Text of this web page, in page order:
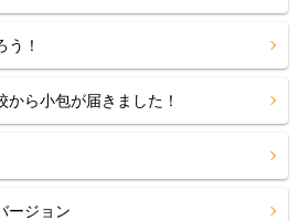
う！
から小包が届きました！
ージョン